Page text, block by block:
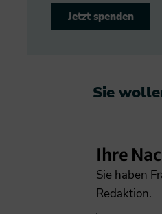
Jetzt spenden
Sie
Ihre
Sie haben
Redaktion.